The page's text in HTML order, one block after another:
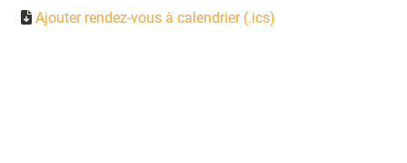
Ajouter rendez-vous à calendrier (.ics)